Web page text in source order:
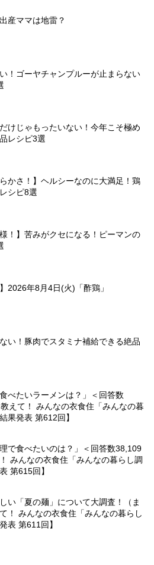
産ママは地雷？
！ゴーヤチャンプルーが止まらない
けじゃもったいない！今年こそ極め
レシピ3選
らかさ！】ヘルシーなのに大満足！鶏
シピ8選
様！】苦みがクセになる！ピーマンの
2026年8月4日(火)「酢鶏」
い！豚肉でスタミナ補給できる絶品
食べたいラーメンは？」＜回答数
えて！ みんなの衣食住「みんなの暮
果発表 第612回】
理で食べたいのは？」＜回答数38,109
みんなの衣食住「みんなの暮らし調
第615回】
い「夏の麺」について大調査！（ま
！ みんなの衣食住「みんなの暮らし
表 第611回】